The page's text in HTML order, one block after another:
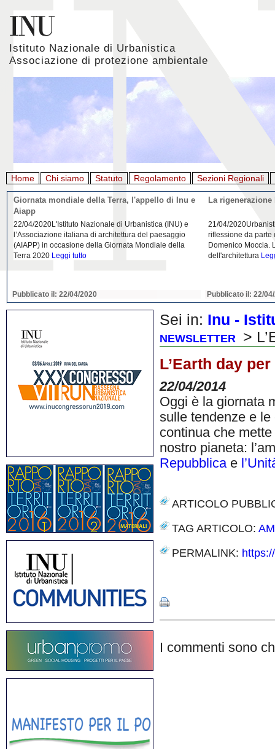
Istituto Nazionale di Urbanistica
Associazione di protezione ambientale
Home Chi siamo Statuto Regolamento Sezioni Regionali
Giornata mondiale della Terra, l'appello di Inu e
Aiapp
22/04/2020L'Istituto Nazionale di Urbanistica (INU) e
l’Associazione italiana di architettura del paesaggio
(AIAPP) in occasione della Giornata Mondiale della
Terra 2020 Leggi tutto
Pubblicato il: 22/04/2020
La
21/04/
riflessione da parte
Domenico Moccia.
dell'architettura
Pubblicato il: 22/
Sei in: Inu -
NEWSLETTER
>
L’Earth day
22/04/2014
Oggi è la giornata
sulle tendenze e
continua che
nostro pianeta:
Repubblicae
ARTICOLO
TAG ARTICOLO:
PERMALINK:
I commenti sono